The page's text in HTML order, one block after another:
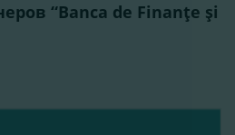
“Bancа de Finanţe şi